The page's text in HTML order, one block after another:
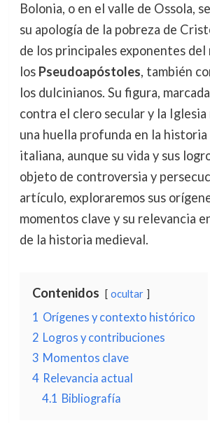
Bolonia, o en el valle de Ossola,
su apología de la pobreza de
de los principales exponentes
los Pseudoapóstoles, también
los dulcinianos. Su figura,
contra el clero secular y la Iglesia
una huella profunda en la
italiana, aunque su vida y sus
objeto de controversia y
artículo, exploraremos sus
momentos clave y su relevancia
de la historia medieval.
Contenidos ocultar
1 Orígenes y contexto histórico
2 Logros y contribuciones
3 Momentos clave
4 Relevancia actual
4.1 Bibliografía